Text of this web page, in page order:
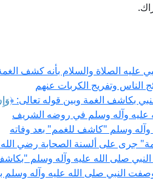
عليه الصلاة والسلام بأنه كشف
الناس وتفريج الكربات عنهم
بكاشف الغمة وبين قوله تعالى: ﴿
عليه وآله وسلم في روضه الشريف
وآله وسلم "كاشف للغمم" بعد وفاته
جرى على ألسنة الصحابة رضي
النبي صلى الله عليه وآله وسلم
وصفت النبي صلى الله عليه وآله